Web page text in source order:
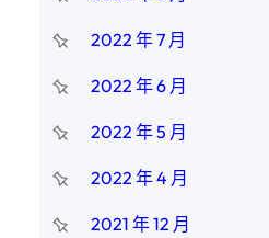
2022 年 7 月
2022 年 6 月
2022 年 5 月
2022 年 4 月
2021 年 12 月